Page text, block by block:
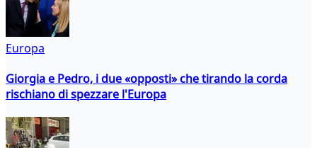
Europa
Giorgia e Pedro, i due «opposti» che tirando la corda
rischiano di spezzare l'Europa